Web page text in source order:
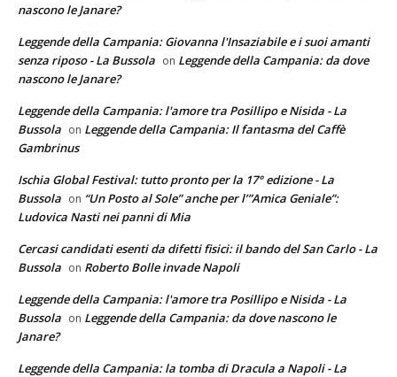
nascono le Janare?
Leggende della Campania: Giovanna l'Insaziabile e i suoi amanti
senza riposo - La Bussola on Leggende della Campania: da dove
nascono le Janare?
Leggende della Campania: l'amore tra Posillipo e Nisida - La
Bussola on Leggende della Campania: Il fantasma del Caffè
Gambrinus
Ischia Global Festival: tutto pronto per la 17° edizione - La
Bussola on “Un Posto al Sole” anche per l’”Amica Geniale”:
Ludovica Nasti nei panni di Mia
Cercasi candidati esenti da difetti fisici: il bando del San Carlo - La
Bussola on Roberto Bolle invade Napoli
Leggende della Campania: l'amore tra Posillipo e Nisida - La
Bussola on Leggende della Campania: da dove nascono le
Janare?
Leggende della Campania: la tomba di Dracula a Napoli - La